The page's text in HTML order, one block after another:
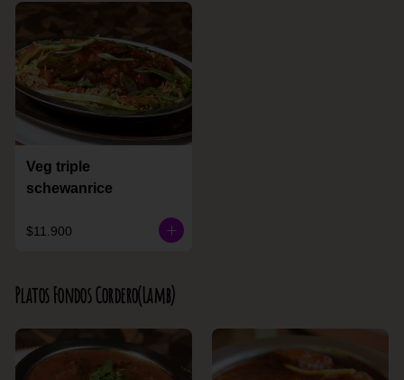
Veg triple
schewanrice
$11.900
Platos Fondos Cordero(Lamb)